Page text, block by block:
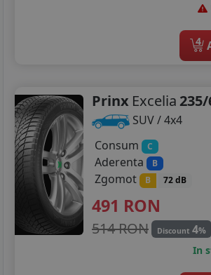
4
Prinx Excelia 235/
SUV / 4x4
Consum
C
Aderenta B
Zgomot B 72 dB
491 RON
514 RON Discount 4%
In